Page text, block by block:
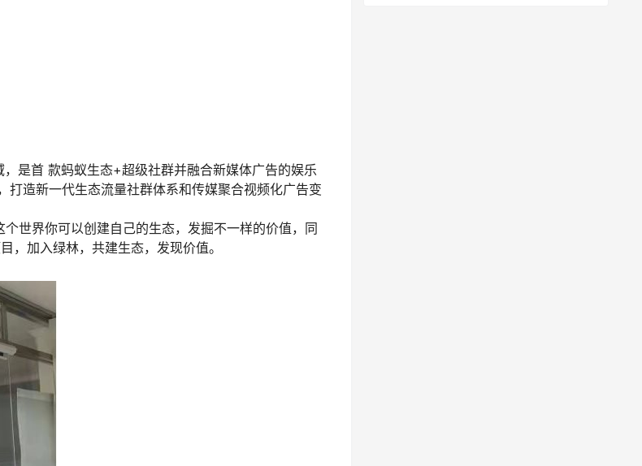
是首 款蚂蚁生态+超级社群并融合新媒体广告的娱乐
造新一代生态流量社群体系和传媒聚合视频化广告变
世界你可以创建自己的生态，发掘不一样的价值，同
，加入绿林，共建生态，发现价值。